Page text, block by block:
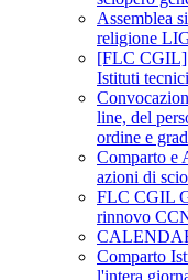
Assemblea
religione
[FLC CGIL]
Istituti tecnici
line, del
ordine e
Comparto e
azioni di
FLC CGIL
rinnovo
Comparto